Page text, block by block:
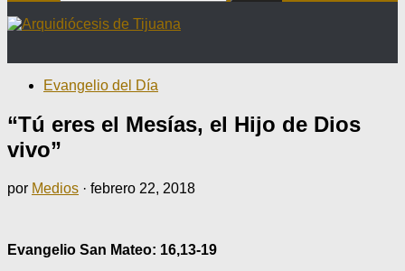
Evangelio del Día
“Tú eres el Mesías, el Hijo de Dios
vivo”
por Medios · febrero 22, 2018
Evangelio San Mateo: 16,13-19